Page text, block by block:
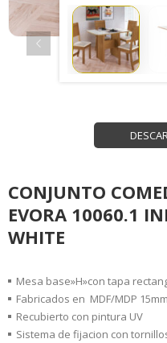
CONJUNTO
EVORA 10060.1
WHITE
Mesa base»H»con tapa
Fabricados en MDF/MDP 15mm
Recubierto con pintura UV
Sistema de fijacion con